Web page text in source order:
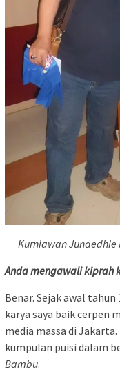
Kurniawan Junaedhie
Anda mengawali kiprah
Benar. Sejak awal
karya saya baik cerpen
media massa di
kumpulan puisi dalam
Bambu.